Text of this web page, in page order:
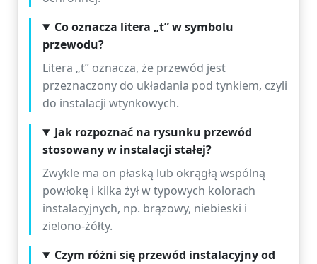
Co oznacza litera „t” w symbolu
przewodu?
Litera „t” oznacza, że przewód jest
przeznaczony do układania pod tynkiem, czyli
do instalacji wtynkowych.
Jak rozpoznać na rysunku przewód
stosowany w instalacji stałej?
Zwykle ma on płaską lub okrągłą wspólną
powłokę i kilka żył w typowych kolorach
instalacyjnych, np. brązowy, niebieski i
zielono-żółty.
Czym różni się przewód instalacyjny od